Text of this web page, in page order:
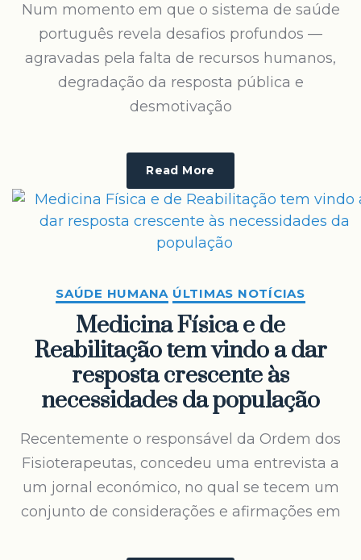
Num momento em que o sistema de saúde
português revela desafios profundos —
agravadas pela falta de recursos humanos,
degradação da resposta pública e
desmotivação
Read More
SAÚDE HUMANA ÚLTIMAS NOTÍCIAS
Medicina Física e de
Reabilitação tem vindo a dar
resposta crescente às
necessidades da população
Recentemente o responsável da Ordem dos
Fisioterapeutas, concedeu uma entrevista a
um jornal económico, no qual se tecem um
conjunto de considerações e afirmações em